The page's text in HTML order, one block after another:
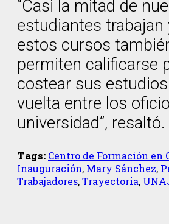
“Casi la mitad de
estudiantes trabajan
estos cursos
permiten calificarse
costear sus
vuelta entre los
universidad”, resaltó.
Tags: Centro de Formación en
Inauguración, Mary Sánchez,
Trabajadores,Trayectoria,